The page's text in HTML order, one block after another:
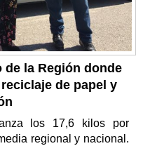
la Región donde
de papel y
los 17,6 kilos por
regional y nacional.